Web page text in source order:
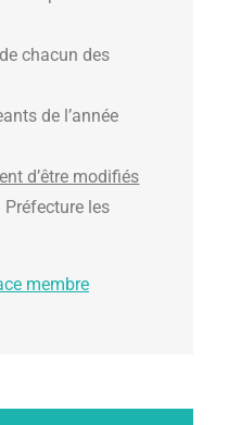
chacun des
de l’année
d’être modifiés
Préfecture les
membre